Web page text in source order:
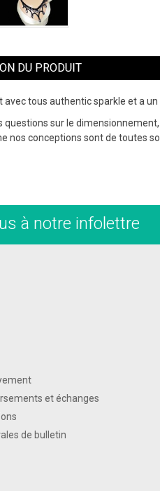
DU PRODUIT
avec tous authentic sparkle et a
questions sur le
nos conceptions sont de toutes
à notre infolettre
et échanges
de bulletin